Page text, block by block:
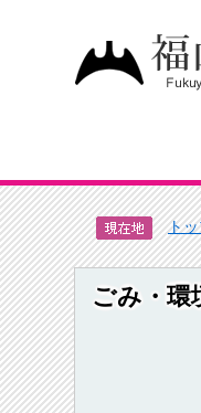
ト
ごみ・環